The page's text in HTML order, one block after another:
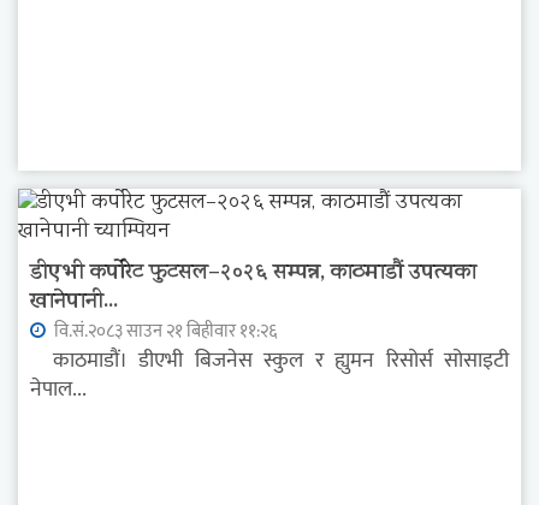
डीएभी कर्पोरेट फुटसल–२०२६ सम्पन्न, काठमाडौं उपत्यका
खानेपानी...
वि.सं.२०८३ साउन २१ बिहीवार ११:२६
काठमाडौं। डीएभी बिजनेस स्कुल र ह्युमन रिसोर्स सोसाइटी
नेपाल...